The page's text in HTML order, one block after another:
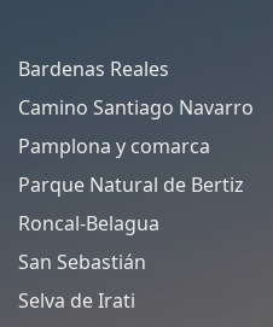
Bardenas Reales
Camino Santiago Navarro
Pamplona y comarca
Parque Natural de Bertiz
Roncal-Belagua
San Sebastián
Selva de Irati